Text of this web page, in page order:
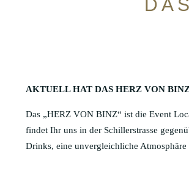
AKTUELL HAT DAS HERZ VON
Das „HERZ VON BINZ“ ist die Event
findet Ihr uns in der Schillerstrasse
Drinks, eine unvergleichliche